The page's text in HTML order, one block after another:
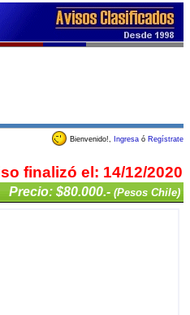
Bienvenido!, Ingresa ó Regístrate
finalizó el: 14/12/2020
Precio: $80.000.- (Pesos Chile)